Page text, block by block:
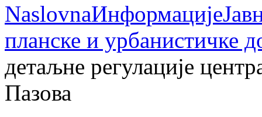
NaslovnaИнформације
планске и урбанистичке
детаљне регулације
Пазова